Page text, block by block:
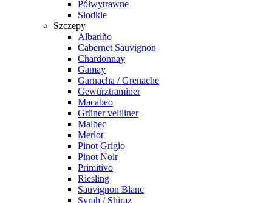
Półwytrawne
Słodkie
Szczepy
Albariño
Cabernet Sauvignon
Chardonnay
Gamay
Garnacha / Grenache
Gewürztraminer
Macabeo
Grüner veltliner
Malbec
Merlot
Pinot Grigio
Pinot Noir
Primitivo
Riesling
Sauvignon Blanc
Syrah / Shiraz